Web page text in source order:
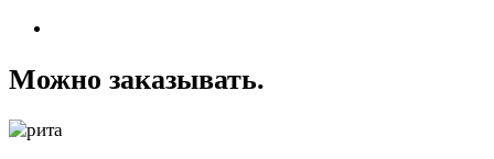
Можно заказывать.